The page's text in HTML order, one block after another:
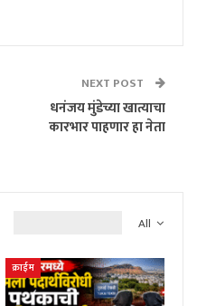
NEXT POST
धनंजय मुंडेच्या खात्याचा
कारभार पाहणार हा नेता
All
क्राईम